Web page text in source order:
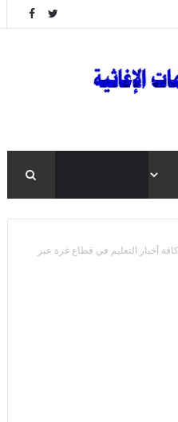
أخبار التعليم في قطاع غزة عبر